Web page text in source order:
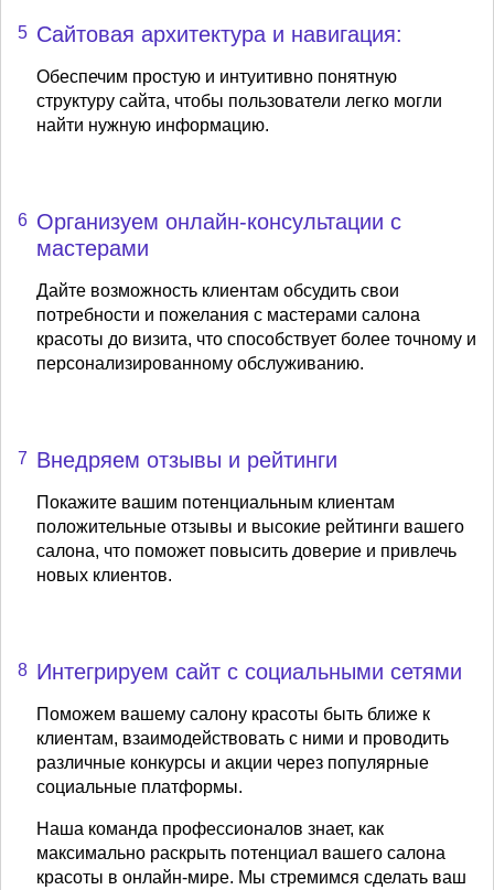
5 Сайтовая архитектура и навигация:
Обеспечим простую и интуитивно понятную
структуру сайта, чтобы пользователи легко могли
найти нужную информацию.
6 Организуем онлайн-консультации с
мастерами
Дайте возможность клиентам обсудить свои
потребности и пожелания с мастерами салона
красоты до визита, что способствует более точному и
персонализированному обслуживанию.
7 Внедряем отзывы и рейтинги
Покажите вашим потенциальным клиентам
положительные отзывы и высокие рейтинги вашего
салона, что поможет повысить доверие и привлечь
новых клиентов.
8 Интегрируем сайт с социальными сетями
Поможем вашему салону красоты быть ближе к
клиентам, взаимодействовать с ними и проводить
различные конкурсы и акции через популярные
социальные платформы.
Наша команда профессионалов знает, как
максимально раскрыть потенциал вашего салона
красоты в онлайн-мире. Мы стремимся сделать ваш